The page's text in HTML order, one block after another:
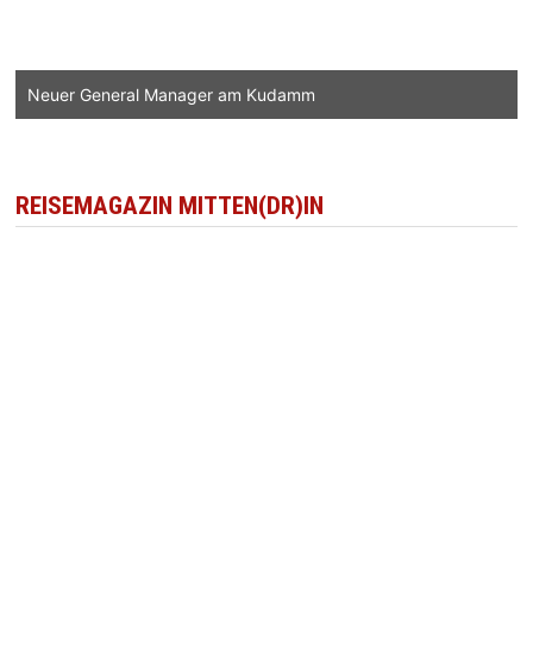
Neuer General Manager am Kudamm
REISEMAGAZIN MITTEN(DR)IN